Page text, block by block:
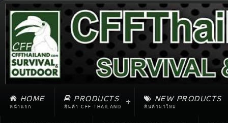
HOME
หน้าแรก
PRODUCTS
สินค้า CFF THAILAND
NEW PRODUCTS
สินค้ามาใหม่